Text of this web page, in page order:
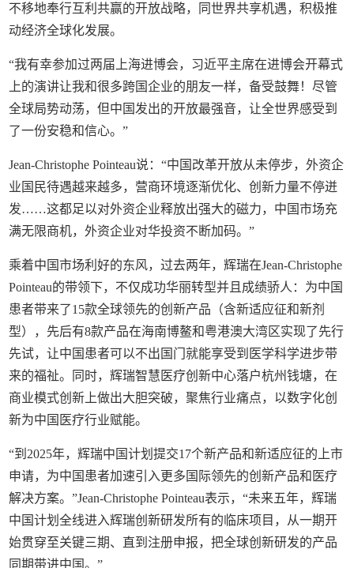
不移地奉行互利共赢的开放战略，同世界共享机遇，积极推
动经济全球化发展。
“我有幸参加过两届上海进博会，习近平主席在进博会开幕式
上的演讲让我和很多跨国企业的朋友一样，备受鼓舞！尽管
全球局势动荡，但中国发出的开放最强音，让全世界感受到
了一份安稳和信心。”
Jean-Christophe Pointeau说：“中国改革开放从未停步，外资企
业国民待遇越来越多，营商环境逐渐优化、创新力量不停迸
发……这都足以对外资企业释放出强大的磁力，中国市场充
满无限商机，外资企业对华投资不断加码。”
乘着中国市场利好的东风，过去两年，辉瑞在Jean-Christophe
Pointeau的带领下，不仅成功华丽转型并且成绩骄人：为中国
患者带来了15款全球领先的创新产品（含新适应征和新剂
型），先后有8款产品在海南博鳌和粤港澳大湾区实现了先行
先试，让中国患者可以不出国门就能享受到医学科学进步带
来的福祉。同时，辉瑞智慧医疗创新中心落户杭州钱塘，在
商业模式创新上做出大胆突破，聚焦行业痛点，以数字化创
新为中国医疗行业赋能。
“到2025年，辉瑞中国计划提交17个新产品和新适应征的上市
申请，为中国患者加速引入更多国际领先的创新产品和医疗
解决方案。”Jean-Christophe Pointeau表示，“未来五年，辉瑞
中国计划全线进入辉瑞创新研发所有的临床项目，从一期开
始贯穿至关键三期、直到注册申报，把全球创新研发的产品
同期带进中国。”